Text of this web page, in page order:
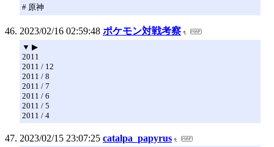
# 原神
2023/02/16 02:59:48 ポケモン対戦考察
▼ ▶
2011
2011 / 12
2011 / 8
2011 / 7
2011 / 6
2011 / 5
2011 / 4
2023/02/15 23:07:25 catalpa_papyrus